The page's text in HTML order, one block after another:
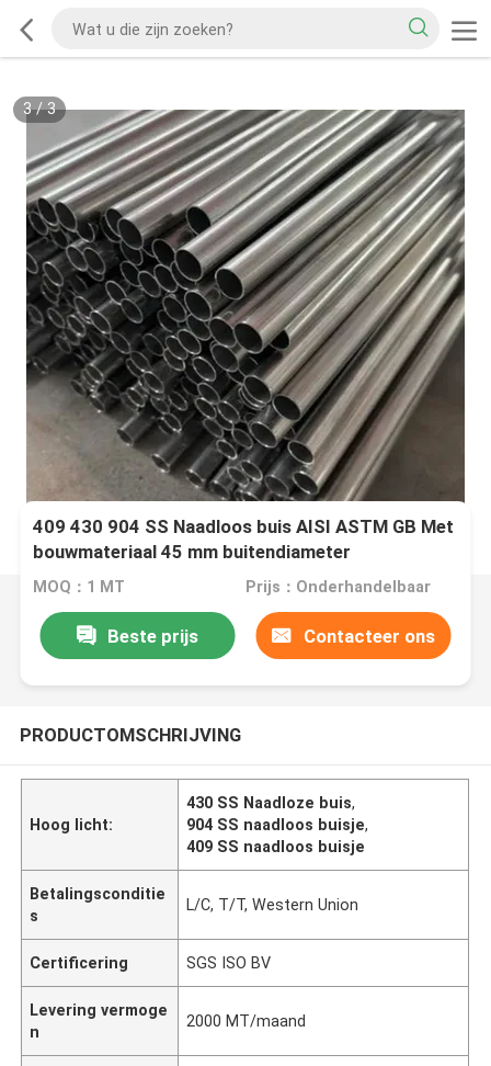
3/3
409 430 904 SS Naadloos buis AISI ASTM GB Met
bouwmateriaal 45 mm buitendiameter
MOQ：1 MT Prijs：Onderhandelbaar
Beste prijs Contacteer ons
PRODUCTOMSCHRIJVING
Hoog licht:
430 SS Naadloze buis,
904 SS naadloos buisje,
409 SS naadloos buisje
Betalingsconditie
s
L/C, T/T, Western Union
Certificering SGS ISO BV
Levering vermoge
n
2000 MT/maand